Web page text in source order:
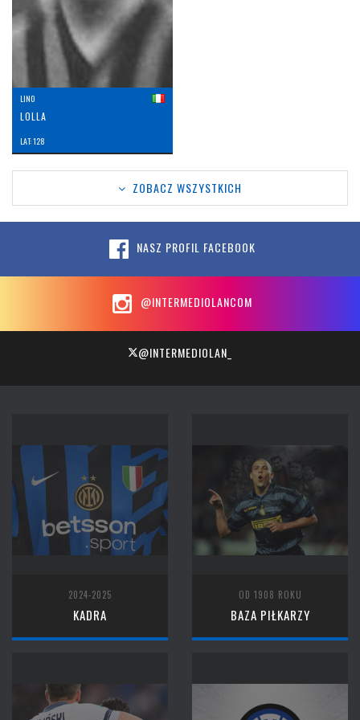
LINO
LOLLA
LAT: 128
ZOBACZ WSZYSTKICH
NASZ PROFIL FACEBOOK
@INTERMEDIOLANCOM
@INTERMEDIOLAN_
2024-2025
KADRA
OD 1908 ROKU
BAZA PIŁKARZY